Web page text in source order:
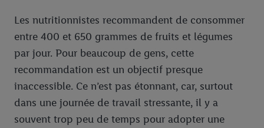
Les nutritionnistes recommandent de consommer
entre 400 et 650 grammes de fruits et légumes
par jour. Pour beaucoup de gens, cette
recommandation est un objectif presque
inaccessible. Ce n’est pas étonnant, car, surtout
dans une journée de travail stressante, il y a
souvent trop peu de temps pour adopter une